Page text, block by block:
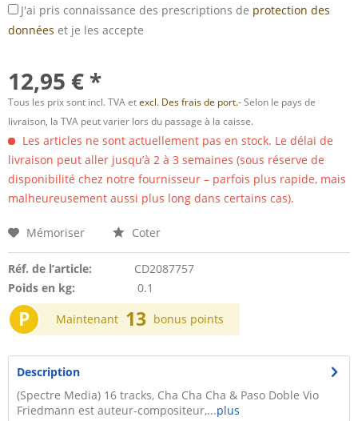
J'ai pris connaissance des prescriptions de protection des
données et je les accepte
12,95 € *
Tous les prix sont incl. TVA etexcl. Des frais de port.- Selon le pays de
livraison, la TVA peut varier lors du passage à la caisse.
Les articles ne sont actuellement pas en stock. Le délai de
livraison peut aller jusqu’à 2 à 3 semaines (sous réserve de
disponibilité chez notre fournisseur – parfois plus rapide, mais
malheureusement aussi plus long dans certains cas).
Mémoriser Coter
Réf. de l’article:
CD2087757
Poids en kg:
0.1
P Maintenant 13 bonus points
Description
(Spectre Media) 16 tracks, Cha Cha Cha & Paso Doble Vio
Friedmann est auteur-compositeur,...plus